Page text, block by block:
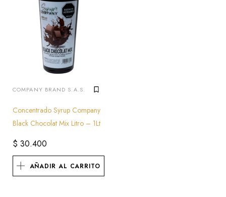
COMPANY BRAND S.A.S.
Concentrado Syrup Company
Black Chocolat Mix Litro – 1Lt
$ 30.400
AÑADIR AL CARRITO